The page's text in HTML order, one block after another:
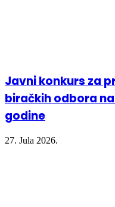
Javni konkurs za
biračkih odbora
godine
27. Jula 2026.